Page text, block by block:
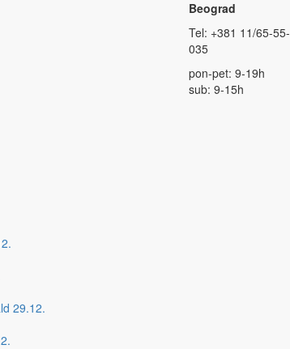
Beograd
Tel: +381 11/65-55-
035
pon-pet: 9-19h
sub: 9-15h
29.12.